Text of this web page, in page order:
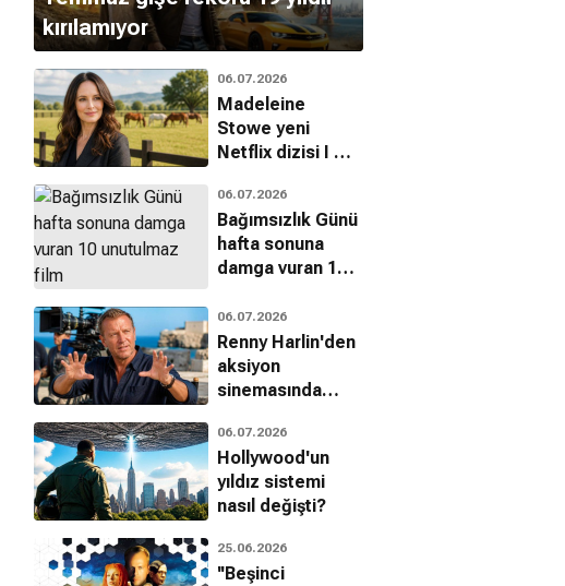
kırılamıyor
06.07.2026
Madeleine
Stowe yeni
Netflix dizisi I Will
dönüyor
06.07.2026
Bağımsızlık Günü
hafta sonuna
damga vuran 10
06.07.2026
Renny Harlin'den
aksiyon
sinemasında
06.07.2026
Hollywood'un
yıldız sistemi
nasıl değişti?
25.06.2026
''Beşinci